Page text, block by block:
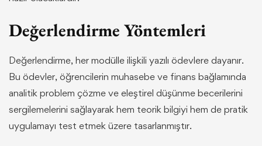
Değerlendirme Yöntemleri
Değerlendirme, her modülle ilişkili yazılı ödevlere dayanır.
Bu ödevler, öğrencilerin muhasebe ve finans bağlamında
analitik problem çözme ve eleştirel düşünme becerilerini
sergilemelerini sağlayarak hem teorik bilgiyi hem de pratik
uygulamayı test etmek üzere tasarlanmıştır.